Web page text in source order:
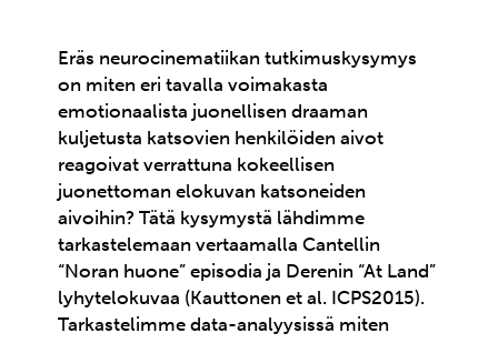
Eräs neurocinematiikan tutkimuskysymys
on miten eri tavalla voimakasta
emotionaalista juonellisen draaman
kuljetusta katsovien henkilöiden aivot
reagoivat verrattuna kokeellisen
juonettoman elokuvan katsoneiden
aivoihin? Tätä kysymystä lähdimme
tarkastelemaan vertaamalla Cantellin
“Noran huone” episodia ja Derenin “At Land”
lyhytelokuvaa (Kauttonen et al. ICPS2015).
Tarkastelimme data-analyysissä miten